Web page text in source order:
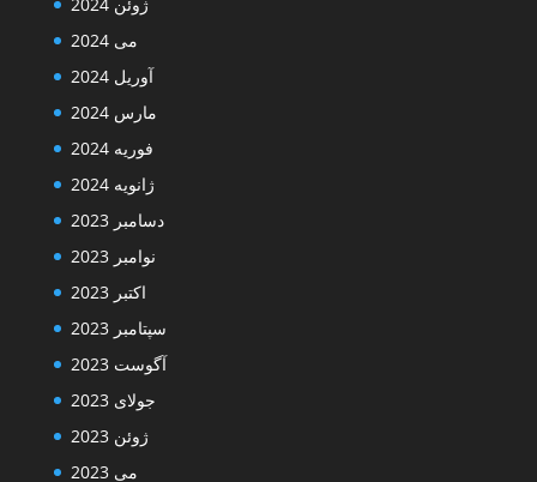
می 2024
آوریل 2024
مارس 2024
فوریه 2024
ژانویه 2024
دسامبر 2023
نوامبر 2023
اکتبر 2023
سپتامبر 2023
آگوست 2023
جولای 2023
ژوئن 2023
می 2023